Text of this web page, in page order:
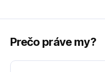
Prečo práve my?